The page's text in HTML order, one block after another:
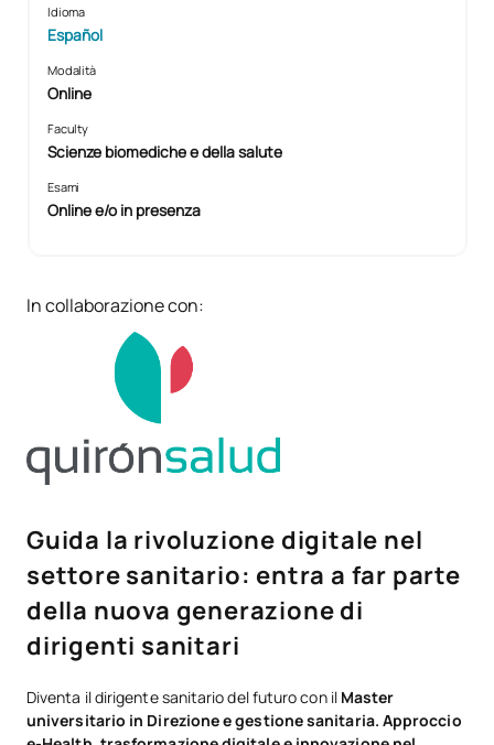
Idioma
Español
Modalità
Online
Faculty
Scienze biomediche e della salute
Esami
Online e/o in presenza
In collaborazione con:
Guida la rivoluzione digitale nel
settore sanitario: entra a far parte
della nuova generazione di
dirigenti sanitari
Diventa il dirigente sanitario del futuro con il Master
universitario in Direzione e gestione sanitaria. Approccio